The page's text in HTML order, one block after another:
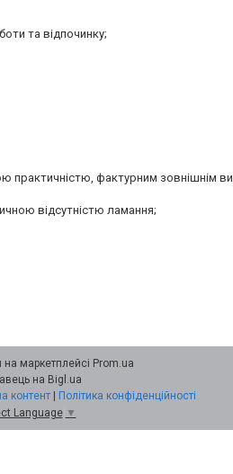
та відпочинку;
практичністю, фактурним зовнішнім
відсутністю ламання;
на маркетплейсі Prom.ua
на Bigl.ua
контент
Політика конфіденційності
Language ▼